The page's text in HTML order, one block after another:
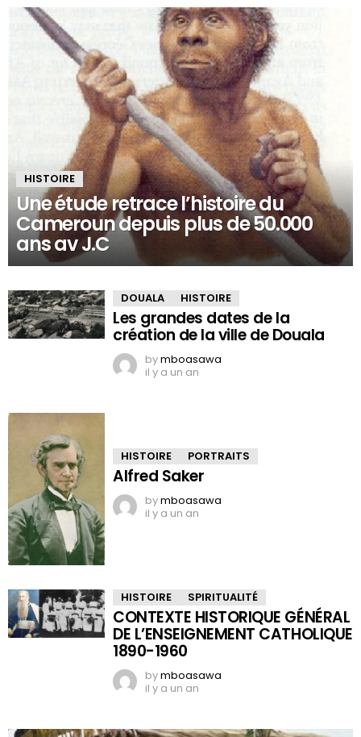
HISTOIRE
Une étude retrace l’histoire du
Cameroun depuis plus de 50.000
ans av J.C
DOUALA HISTOIRE
Les grandes dates de la
création de la ville de Douala
bymboasawa
il y a un an
HISTOIRE PORTRAITS
Alfred Saker
bymboasawa
il y a un an
HISTOIRE SPIRITUALITÉ
CONTEXTE HISTORIQUE GÉNÉRAL
DE L’ENSEIGNEMENT CATHOLIQUE
1890-1960
bymboasawa
il y a un an